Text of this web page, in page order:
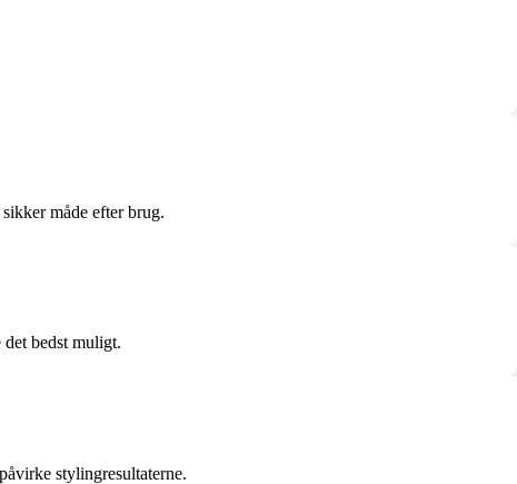
måde efter brug.
det bedst muligt.
stylingresultaterne.